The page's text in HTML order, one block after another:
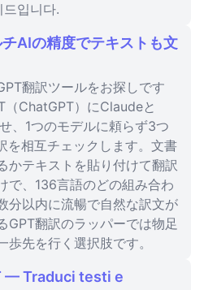
입니다.
AIの精度でテキストも文
翻訳ツールをお探しです
（ChatGPT）にClaudeと
、1つのモデルに頼らず3つ
を相互チェックします。文書
かテキストを貼り付けて翻訳
で、136言語のどの組み合わ
分以内に流暢で自然な訳文が
GPT翻訳のラッパーでは物足
歩先を行く選択肢です。
— Traduci testi e